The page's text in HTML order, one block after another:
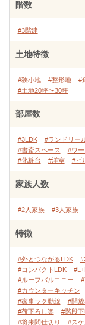
階数
#3階建
土地特徴
#狭小地 #整形地 #
#土地20坪〜30坪
部屋数
#3LDK #ランドリー
#書斎スペース
#ワ
#化粧台
#洋室 #ビ
家族人数
#2人家族 #3人家族
特徴
#外とつながるLDK
#コンパクトLDK
#ルーフバルコニー
#カウンターキッチン
#家事ラク動線
#開
#荷下ろし楽
#階段
#将来間仕切り
#ス